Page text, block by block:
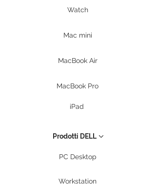
Watch
Mac mini
MacBook Air
MacBook Pro
iPad
Prodotti DELL
PC Desktop
Workstation